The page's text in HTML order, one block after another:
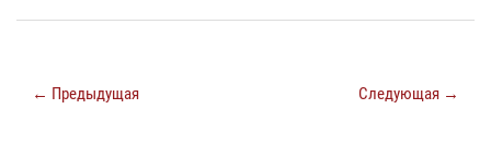
← Предыдущая Следующая →